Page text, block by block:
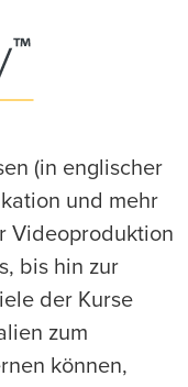
(in englischer
und mehr
Videoproduktion
bis hin zur
der Kurse
zum
können,